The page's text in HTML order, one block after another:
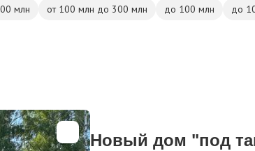
млн от 100 млн до 300 млн до 100 млн до
Новый дом "под